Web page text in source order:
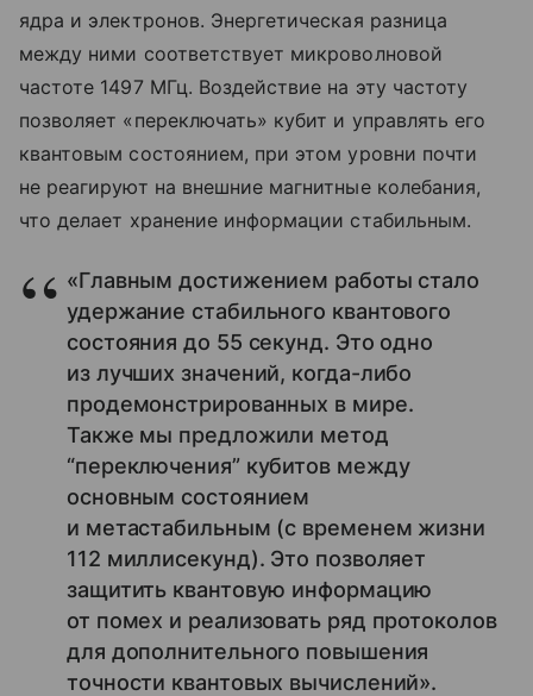
ядра и электронов. Энергетическая разница
между ними соответствует микроволновой
частоте 1497 МГц. Воздействие на эту частоту
позволяет «переключать» кубит и управлять его
квантовым состоянием, при этом уровни почти
не реагируют на внешние магнитные колебания,
что делает хранение информации стабильным.
«Главным достижением работы стало
удержание стабильного квантового
состояния до 55 секунд. Это одно
из лучших значений, когда-либо
продемонстрированных в мире.
Также мы предложили метод
“переключения” кубитов между
основным состоянием
и метастабильным (с временем жизни
112 миллисекунд). Это позволяет
защитить квантовую информацию
от помех и реализовать ряд протоколов
для дополнительного повышения
точности квантовых вычислений».